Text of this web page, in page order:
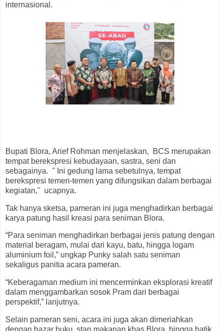
internasional.
Bupati Blora, Arief Rohman menjelaskan, BCS merupakan
tempat berekspresi kebudayaan, sastra, seni dan
sebagainya. '' Ini gedung lama sebetulnya, tempat
berekspresi temen-temen yang difungsikan dalam berbagai
kegiatan,'' ucapnya.
Tak hanya sketsa, pameran ini juga menghadirkan berbagai
karya patung hasil kreasi para seniman Blora.
“Para seniman menghadirkan berbagai jenis patung dengan
material beragam, mulai dari kayu, batu, hingga logam
aluminium foil,” ungkap Punky salah satu seniman
sekaligus panitia acara pameran.
“Keberagaman medium ini mencerminkan eksplorasi kreatif
dalam menggambarkan sosok Pram dari berbagai
perspektif,” lanjutnya.
Selain pameran seni, acara ini juga akan dimeriahkan
dengan bazar buku, stan makanan khas Blora, hingga batik